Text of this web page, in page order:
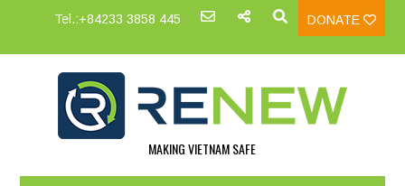
Tel.:+84233 3858 445 DONATE
MAKING VIETNAM SAFE